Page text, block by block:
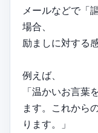
メールなどで「
場合、
励ましに対する
例えば、
「温かいお言葉
ます。これから
ります。」